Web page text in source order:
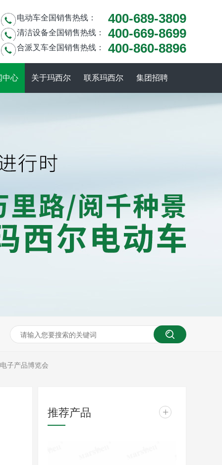
电动车全国销售热线： 400-689-3809
清洁设备全国销售热线： 400-669-8699
合派叉车全国销售热线： 400-860-8896
中心 关于玛西尔 联系玛西尔 集团招聘
子产品博览会
推荐产品 +